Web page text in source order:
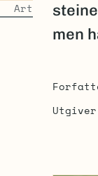
Art
men
Utgiver